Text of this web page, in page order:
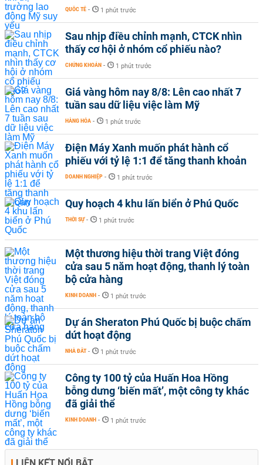
QUỐC TẾ - 1 phút trước
Sau nhịp điều chỉnh mạnh, CTCK nhìn
thấy cơ hội ở nhóm cổ phiếu nào?
CHỨNG KHOÁN - 1 phút trước
Giá vàng hôm nay 8/8: Lên cao nhất 7
tuần sau dữ liệu việc làm Mỹ
HÀNG HÓA - 1 phút trước
Điện Máy Xanh muốn phát hành cổ
phiếu với tỷ lệ 1:1 để tăng thanh khoản
DOANH NGHIỆP - 1 phút trước
Quy hoạch 4 khu lấn biển ở Phú Quốc
THỜI SỰ - 1 phút trước
Một thương hiệu thời trang Việt đóng
cửa sau 5 năm hoạt động, thanh lý toàn
bộ cửa hàng
KINH DOANH - 1 phút trước
Dự án Sheraton Phú Quốc bị buộc chấm
dứt hoạt động
NHÀ ĐẤT - 1 phút trước
Công ty 100 tỷ của Huấn Hoa Hồng
bỗng dưng ‘biến mất’, một công ty khác
đã giải thể
KINH DOANH - 1 phút trước